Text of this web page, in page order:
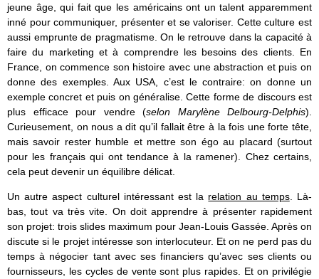
jeune âge, qui fait que les américains ont un talent apparemment
inné pour communiquer, présenter et se valoriser. Cette culture est
aussi emprunte de pragmatisme. On le retrouve dans la capacité à
faire du marketing et à comprendre les besoins des clients. En
France, on commence son histoire avec une abstraction et puis on
donne des exemples. Aux USA, c’est le contraire: on donne un
exemple concret et puis on généralise. Cette forme de discours est
plus efficace pour vendre (selon Marylène Delbourg-Delphis).
Curieusement, on nous a dit qu’il fallait être à la fois une forte tête,
mais savoir rester humble et mettre son égo au placard (surtout
pour les français qui ont tendance à la ramener). Chez certains,
cela peut devenir un équilibre délicat.
Un autre aspect culturel intéressant est la relation au temps. Là-
bas, tout va très vite. On doit apprendre à présenter rapidement
son projet: trois slides maximum pour Jean-Louis Gassée. Après on
discute si le projet intéresse son interlocuteur. Et on ne perd pas du
temps à négocier tant avec ses financiers qu’avec ses clients ou
fournisseurs, les cycles de vente sont plus rapides. Et on privilégie